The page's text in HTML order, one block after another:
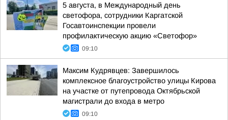
5 августа, в Международный день
светофора, сотрудники Каргатской
Госавтоинспекции провели
профилактическую акцию «Светофор»
09:10
Максим Кудрявцев: Завершилось
комплексное благоустройство улицы Кирова
на участке от путепровода Октябрьской
магистрали до входа в метро
09:10